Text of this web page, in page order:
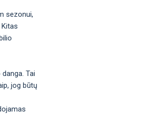
sezonui,
Tai
jog būtų